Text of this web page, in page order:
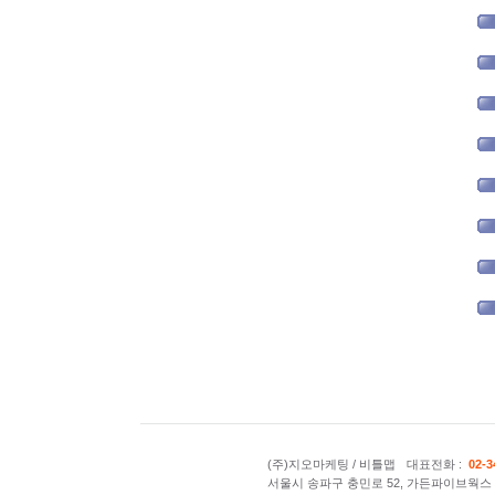
(주)지오마케팅 / 비틀맵 대표전화 : 02-
서울시 송파구 충민로 52, 가든파이브웍스